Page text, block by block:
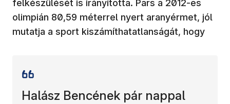
felkészülését is irányította. Pars a 2012-es
olimpián 80,59 méterrel nyert aranyérmet, jól
mutatja a sport kiszámíthatatlanságát, hogy
Halász Bencének pár nappal